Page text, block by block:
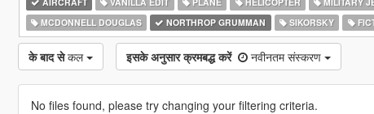
MCDONNELL DOUGLAS
NORTHROP GRUMMAN SIKORSKY
के बाद से कल इसके अनुसार क्रमबद्ध करें नवीनतम संस्करण
No files found, please try changing your filtering criteria.